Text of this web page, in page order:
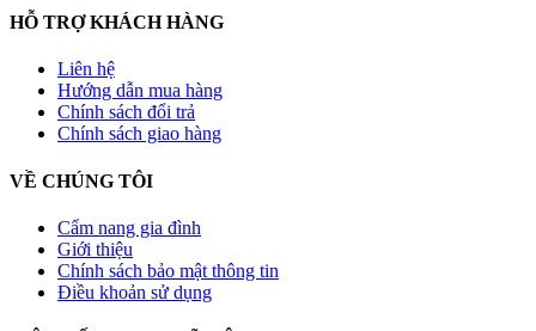
HỖ TRỢ KHÁCH HÀNG
Liên hệ
Hướng dẫn mua hàng
Chính sách đổi trả
Chính sách giao hàng
VỀ CHÚNG TÔI
Cẩm nang gia đình
Giới thiệu
Chính sách bảo mật thông tin
Điều khoản sử dụng